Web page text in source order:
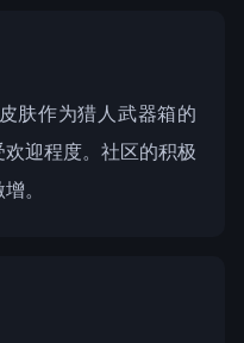
肤作为猎人武器箱的
迎程度。社区的积极
。